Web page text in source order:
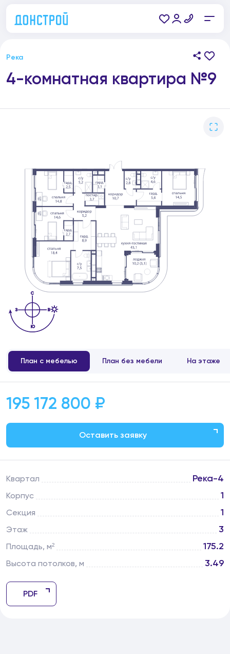
Река
4-комнатная квартира №9
План с мебелью План без мебели На этаже
Квартал Река-4
Корпус 1
Секция 1
Этаж 3
Площадь, м² 175.2
Высота потолков, м 3.49
PDF
195 172 800 ₽
Оставить заявку